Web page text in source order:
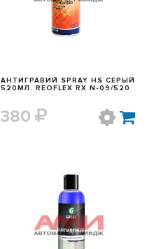
АНТИГРАВИЙ SPRAY HS СЕРЫЙ
520МЛ. REOFLEX RX N-09/520
380
БЫСТРЫЙ ПРОСМОТР